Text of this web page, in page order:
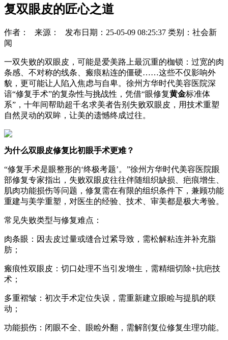
复双眼皮的匠心之道
作者： 来源： 发布日期：25-05-09 08:25:37 类别：社会新
闻
一双失败的双眼皮，可能是爱美路上最沉重的枷锁：过宽的肉
条感、不对称的线条、瘢痕粘连的僵硬……这些不仅影响外
貌，更可能让人陷入焦虑与自卑。徐州方华时代美容医院深
谙“修复手术”的复杂性与挑战性，凭借“眼修复黄金标准体
系”，十年间帮助超千名求美者告别失败双眼皮，用技术重塑
自然灵动的双眸，让美的遗憾终成过往。
为什么双眼皮修复比初眼手术更难？
“修复手术是眼整形的‘终极考题’。”徐州方华时代美容医院眼
部修复专家指出，失败双眼皮往往伴随组织缺损、疤痕增生、
肌肉功能损伤等问题，修复需在有限的组织条件下，兼顾功能
重建与美学重塑，对医生的经验、技术、审美都是极大考验。
常见失败类型与修复难点：
肉条眼：因去皮过量或缝合过紧导致，需松解粘连并补充脂
肪；
瘢痕性双眼皮：切口处理不当引发增生，需精细切除+抗疤技
术；
多重褶皱：初次手术定位失误，需重新建立眼睑与提肌的联
动；
功能损伤：闭眼不全、眼睑外翻，需解剖复位修复生理功能。